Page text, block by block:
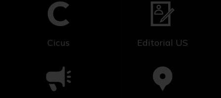
Cicus Editorial US